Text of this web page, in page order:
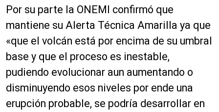
Por su parte la ONEMI confirmó que
mantiene su Alerta Técnica Amarilla ya que
«que el volcán está por encima de su umbral
base y que el proceso es inestable,
pudiendo evolucionar aun aumentando o
disminuyendo esos niveles por ende una
erupción probable, se podría desarrollar en